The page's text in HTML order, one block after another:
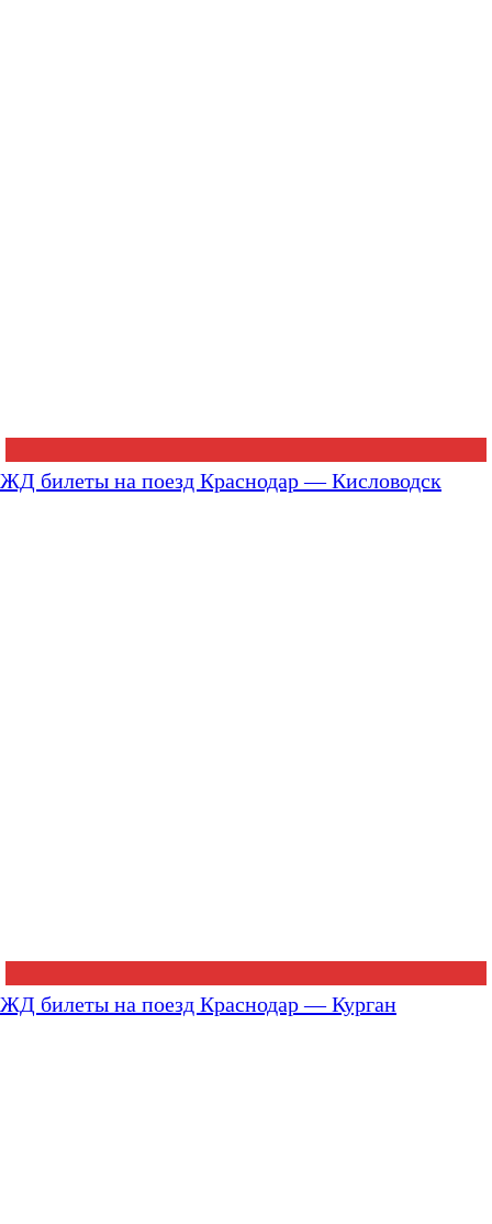
ЖД билеты на поезд Краснодар — Кисловодск
ЖД билеты на поезд Краснодар — Курган